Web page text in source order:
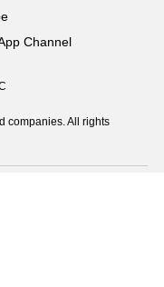
Channel
companies. All rights